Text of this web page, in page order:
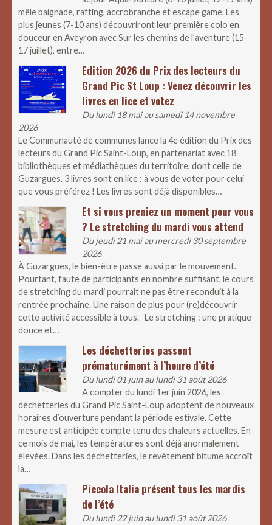
mêle baignade, rafting, accrobranche et escape game. Les
plus jeunes (7-10 ans) découvriront leur première colo en
douceur en Aveyron avec Sur les chemins de l’aventure (15-
17 juillet), entre…
Edition 2026 du Prix des lecteurs du
Grand Pic St Loup : Venez découvrir les
livres en lice et votez
Du lundi 18 mai au samedi 14 novembre
2026
Le Communauté de communes lance la 4e édition du Prix des
lecteurs du Grand Pic Saint-Loup, en partenariat avec 18
bibliothèques et médiathèques du territoire, dont celle de
Guzargues. 3 livres sont en lice : à vous de voter pour celui
que vous préférez ! Les livres sont déjà disponibles…
Et si vous preniez un moment pour vous
? Le stretching du mardi vous attend
Du jeudi 21 mai au mercredi 30 septembre
2026
À Guzargues, le bien-être passe aussi par le mouvement.
Pourtant, faute de participants en nombre suffisant, le cours
de stretching du mardi pourrait ne pas être reconduit à la
rentrée prochaine. Une raison de plus pour (re)découvrir
cette activité accessible à tous. Le stretching : une pratique
douce et…
Les déchetteries passent
prématurément à l’heure d’été
Du lundi 01 juin au lundi 31 août 2026
A compter du lundi 1er juin 2026, les
déchetteries du Grand Pic Saint-Loup adoptent de nouveaux
horaires d’ouverture pendant la période estivale. Cette
mesure est anticipée compte tenu des chaleurs actuelles. En
ce mois de mai, les températures sont déjà anormalement
élevées. Dans les déchetteries, le revêtement bitume accroît
la…
Piccola Italia présent tous les mardis
de l’été
Du lundi 22 juin au lundi 31 août 2026